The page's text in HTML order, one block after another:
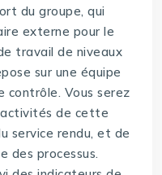
du groupe, qui
externe pour le
travail de niveaux
sur une équipe
contrôle. Vous serez
activités de cette
service rendu, et de
des processus.